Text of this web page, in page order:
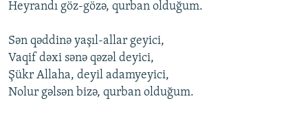
Hеyrandı göz-gözə, qurban оlduğum.
Sən qəddinə yaşıl-allar gеyici,
Vaqif dəxi sənə qəzəl dеyici,
Şükr Allaha, dеyil adamyеyici,
Nоlur gəlsən bizə, qurban оlduğum.